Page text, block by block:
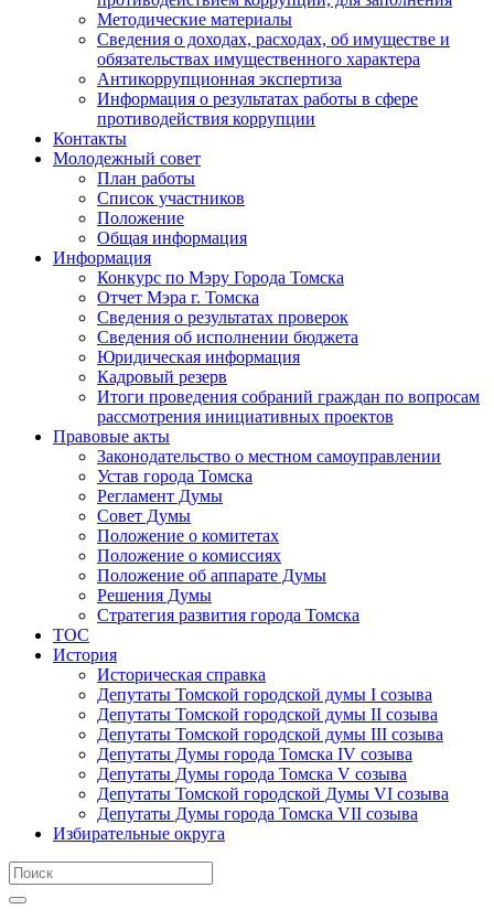
Методические материалы
Сведения о доходах, расходах, об имуществе и
обязательствах имущественного характера
Антикоррупционная экспертиза
Информация о результатах работы в сфере
противодействия коррупции
Контакты
Молодежный совет
План работы
Список участников
Положение
Общая информация
Информация
Конкурс по Мэру Города Томска
Отчет Мэра г. Томска
Сведения о результатах проверок
Сведения об исполнении бюджета
Юридическая информация
Кадровый резерв
Итоги проведения собраний граждан по вопросам
рассмотрения инициативных проектов
Правовые акты
Законодательство о местном самоуправлении
Устав города Томска
Регламент Думы
Совет Думы
Положение о комитетах
Положение о комиссиях
Положение об аппарате Думы
Решения Думы
Стратегия развития города Томска
ТОС
История
Историческая справка
Депутаты Томской городской думы I созыва
Депутаты Томской городской думы II созыва
Депутаты Томской городской думы III созыва
Депутаты Думы города Томска IV созыва
Депутаты Думы города Томска V созыва
Депутаты Томской городской Думы VI созыва
Депутаты Думы города Томска VII созыва
Избирательные округа